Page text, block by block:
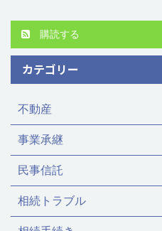
購読する
カテゴリー
不動産
事業承継
民事信託
相続トラブル